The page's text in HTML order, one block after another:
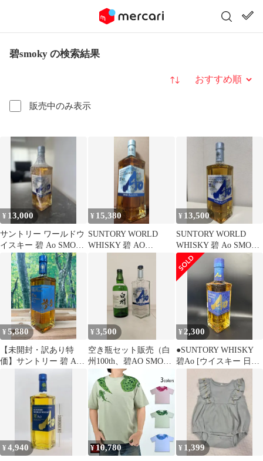
碧smoky の検索結果
販売中のみ表示
並び替え
¥ 13,000
サントリー ワールドウ
イスキー 碧 Ao SMOKY
PLEASURE 未開封
¥ 15,380
SUNTORY WORLD
WHISKY 碧 AO
¥ 13,500
SUNTORY WORLD
WHISKY 碧 Ao SMOKY
PLEASURE
¥5,880
【未開封・訳あり特
価】サントリー 碧 Ao
700ml｜ワールドウイス
キー 名入れ有【91】
¥3,500
空き瓶セット販売（白
州100th、碧AO SMOKY
PLEASURE）
¥ 2,300
●SUNTORY WHISKY
碧Ao [ウイスキー 日
4901777356825/004336
¥4,940 ¥10,780 ¥ 1,399